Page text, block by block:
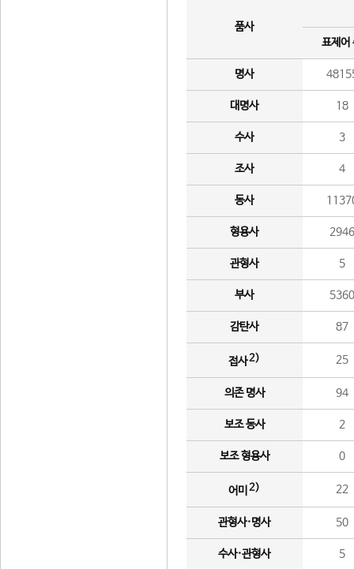
품사
표제어
명사
대명사 18
수사 3
조사 4
동사
형용사 2946
관형사 5
부사 5360
감탄사 87
접사2) 25
의존 명사 94
보조 동사 2
보조 형용사 0
어미 2) 22
관형사·명사 50
수사·관형사 5